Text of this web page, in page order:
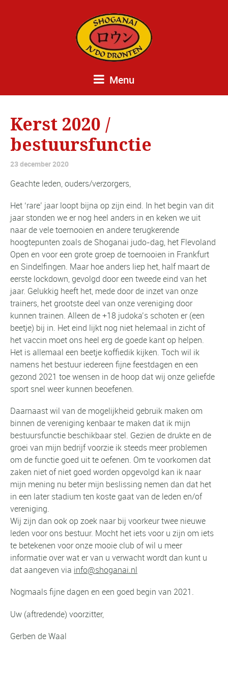
Menu
Kerst 2020 /
bestuursfunctie
23 december 2020
Geachte leden, ouders/verzorgers,
Het ‘rare’ jaar loopt bijna op zijn eind. In het begin van dit
jaar stonden we er nog heel anders in en keken we uit
naar de vele toernooien en andere terugkerende
hoogtepunten zoals de Shoganai judo-dag, het Flevoland
Open en voor een grote groep de toernooien in Frankfurt
en Sindelfingen. Maar hoe anders liep het, half maart de
eerste lockdown, gevolgd door een tweede eind van het
jaar. Gelukkig heeft het, mede door de inzet van onze
trainers, het grootste deel van onze vereniging door
kunnen trainen. Alleen de +18 judoka’s schoten er (een
beetje) bij in. Het eind lijkt nog niet helemaal in zicht of
het vaccin moet ons heel erg de goede kant op helpen.
Het is allemaal een beetje koffiedik kijken. Toch wil ik
namens het bestuur iedereen fijne feestdagen en een
gezond 2021 toe wensen in de hoop dat wij onze geliefde
sport snel weer kunnen beoefenen.
Daarnaast wil van de mogelijkheid gebruik maken om
binnen de vereniging kenbaar te maken dat ik mijn
bestuursfunctie beschikbaar stel. Gezien de drukte en de
groei van mijn bedrijf voorzie ik steeds meer problemen
om de functie goed uit te oefenen. Om te voorkomen dat
zaken niet of niet goed worden opgevolgd kan ik naar
mijn mening nu beter mijn beslissing nemen dan dat het
in een later stadium ten koste gaat van de leden en/of
vereniging.
Wij zijn dan ook op zoek naar bij voorkeur twee nieuwe
leden voor ons bestuur. Mocht het iets voor u zijn om iets
te betekenen voor onze mooie club of wil u meer
informatie over wat er van u verwacht wordt dan kunt u
dat aangeven via info@shoganai.nl
Nogmaals fijne dagen en een goed begin van 2021.
Uw (aftredende) voorzitter,
Gerben de Waal